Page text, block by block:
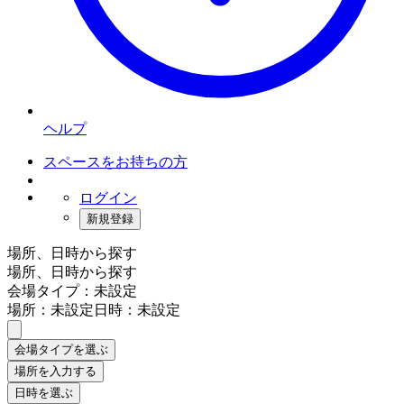
ヘルプ
スペースをお持ちの方
ログイン
新規登録
場所、日時から探す
場所、日時から探す
会場タイプ：未設定
場所：未設定日時：未設定
会場タイプを選ぶ
場所を入力する
日時を選ぶ